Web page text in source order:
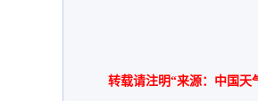
转载请注明“来源：中国天